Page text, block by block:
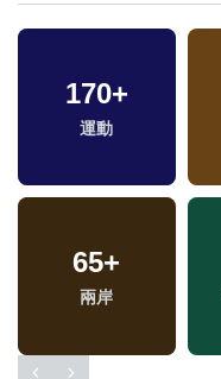
685+
文教
1042
政治